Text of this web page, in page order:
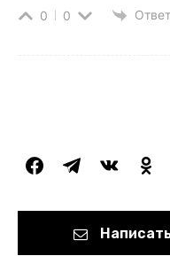
0 0
facebooktelegramvkontakte